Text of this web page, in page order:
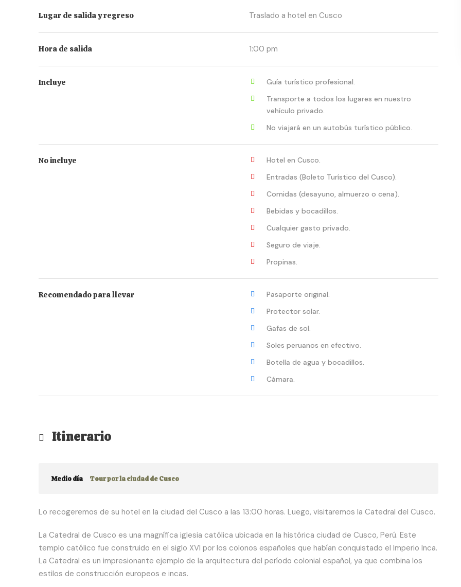
Lugar de salida y regreso Traslado a hotel en Cusco
Hora de salida 1:00 pm
Incluye
Guía turístico profesional.
Transporte a todos los lugares en nuestro
vehículo privado.
No viajará en un autobús turístico público.
No incluye
Hotel en Cusco.
Entradas (Boleto Turístico del Cusco).
Comidas (desayuno, almuerzo o cena).
Bebidas y bocadillos.
Cualquier gasto privado.
Seguro de viaje.
Propinas.
Recomendado para llevar
Pasaporte original.
Protector solar.
Gafas de sol.
Soles peruanos en efectivo.
Botella de agua y bocadillos.
Cámara.
Itinerario
Medio día Tour por la ciudad de Cusco
Lo recogeremos de su hotel en la ciudad del Cusco a las 13:00 horas. Luego, visitaremos la Catedral del Cusco.
La Catedral de Cusco es una magnífica iglesia católica ubicada en la histórica ciudad de Cusco, Perú. Este
templo católico fue construido en el siglo XVI por los colonos españoles que habían conquistado el Imperio Inca.
La Catedral es un impresionante ejemplo de la arquitectura del período colonial español, ya que combina los
estilos de construcción europeos e incas.